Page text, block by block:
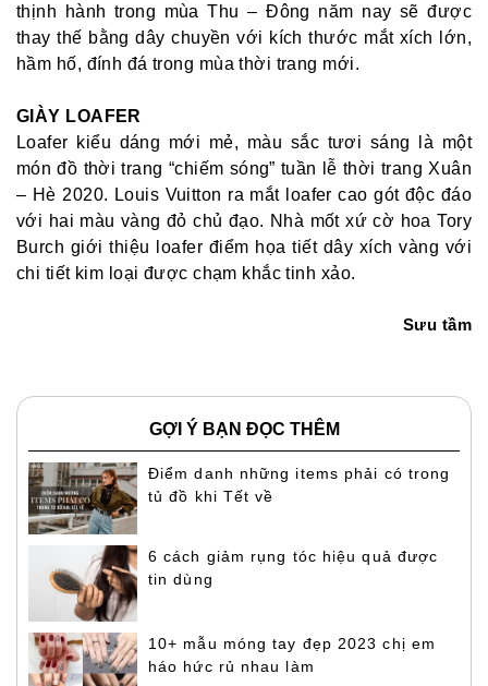
thịnh hành trong mùa Thu – Đông năm nay sẽ được
thay thế bằng dây chuyền với kích thước mắt xích lớn,
hầm hố, đính đá trong mùa thời trang mới.
GIÀY LOAFER
Loafer kiểu dáng mới mẻ, màu sắc tươi sáng là một
món đồ thời trang “chiếm sóng” tuần lễ thời trang Xuân
– Hè 2020. Louis Vuitton ra mắt loafer cao gót độc đáo
với hai màu vàng đỏ chủ đạo. Nhà mốt xứ cờ hoa Tory
Burch giới thiệu loafer điểm họa tiết dây xích vàng với
chi tiết kim loại được chạm khắc tinh xảo.
Sưu tầm
GỢI Ý BẠN ĐỌC THÊM
Điểm danh những items phải có trong
tủ đồ khi Tết về
6 cách giảm rụng tóc hiệu quả được
tin dùng
10+ mẫu móng tay đẹp 2023 chị em
háo hức rủ nhau làm